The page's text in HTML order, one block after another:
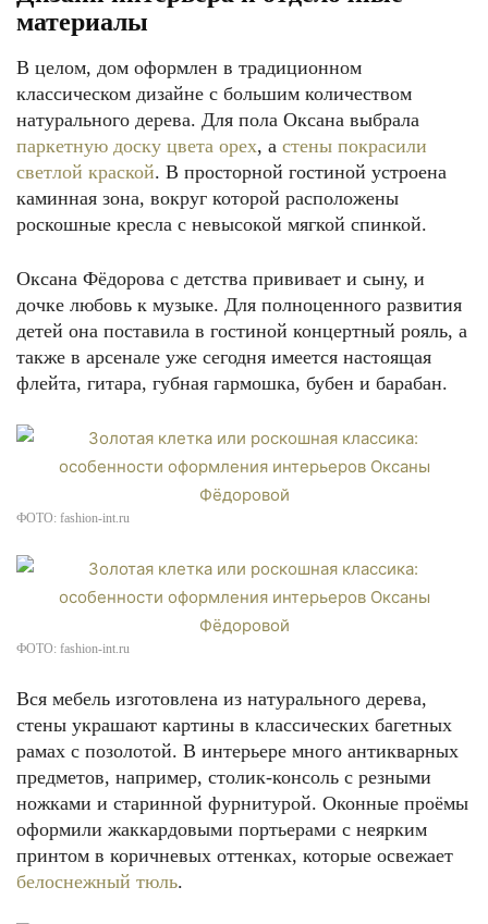
материалы
В целом, дом оформлен в традиционном
классическом дизайне с большим количеством
натурального дерева. Для пола Оксана выбрала
паркетную доску цвета орех, а стены покрасили
светлой краской. В просторной гостиной устроена
каминная зона, вокруг которой расположены
роскошные кресла с невысокой мягкой спинкой.
Оксана Фёдорова с детства прививает и сыну, и
дочке любовь к музыке. Для полноценного развития
детей она поставила в гостиной концертный рояль, а
также в арсенале уже сегодня имеется настоящая
флейта, гитара, губная гармошка, бубен и барабан.
ФОТО: fashion-int.ru
ФОТО: fashion-int.ru
Вся мебель изготовлена из натурального дерева,
стены украшают картины в классических багетных
рамах с позолотой. В интерьере много антикварных
предметов, например, столик-консоль с резными
ножками и старинной фурнитурой. Оконные проёмы
оформили жаккардовыми портьерами с неярким
принтом в коричневых оттенках, которые освежает
белоснежный тюль.